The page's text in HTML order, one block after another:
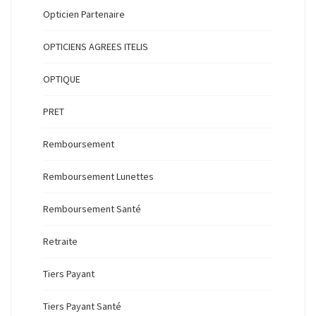
Opticien Partenaire
OPTICIENS AGREES ITELIS
OPTIQUE
PRET
Remboursement
Remboursement Lunettes
Remboursement Santé
Retraite
Tiers Payant
Tiers Payant Santé